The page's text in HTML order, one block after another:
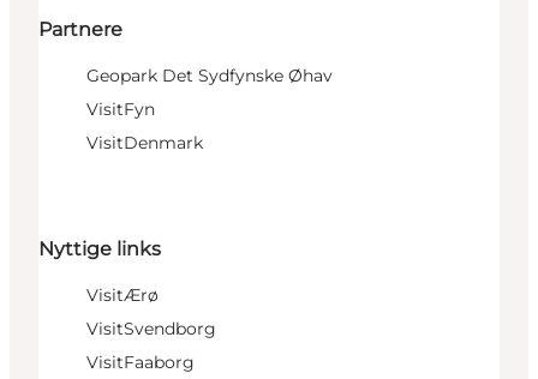
Partnere
Geopark Det Sydfynske Øhav
VisitFyn
VisitDenmark
Nyttige links
VisitÆrø
VisitSvendborg
VisitFaaborg